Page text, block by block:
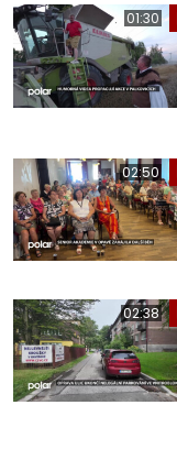
01:30
02:50
02:38